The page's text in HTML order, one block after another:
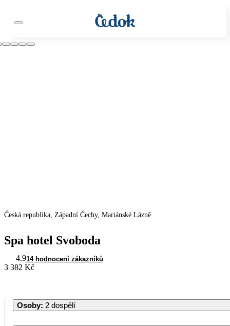
Česká republika, Západní Čechy, Mariánské Lázně
Spa hotel Svoboda
4.914 hodnocení zákazníků
3 382 Kč
Osoby: 2 dospělí